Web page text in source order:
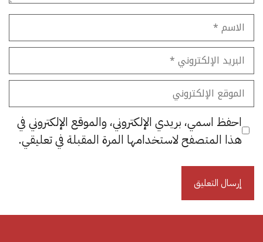
الاسم
البريد
الإلكتروني
الموقع
الإلكتروني
احفظ اسمي، بريدي الإلكتروني، والموقع الإلكتروني في
هذا المتصفح لاستخدامها المرة المقبلة في تعليقي.